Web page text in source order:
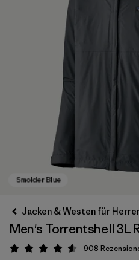
Jacken & Westen für
Men's Torrentshell 3L
Bewertung: 4.6 / 5
908